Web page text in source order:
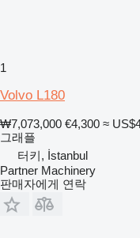
1
Volvo L180
₩7,073,000 €4,300 ≈
그래플
터키, İstanbul
Partner Machinery
판매자에게 연락